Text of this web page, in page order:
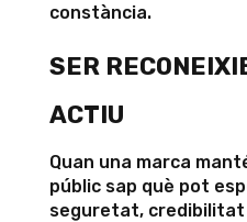
constància.
SER
ACTIU
Quan una marca
públic sap què pot
seguretat, credibilitat